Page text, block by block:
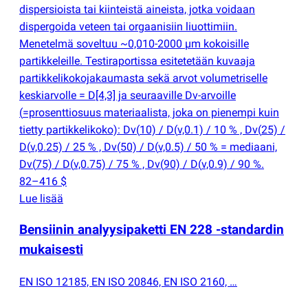
dispersioista tai kiinteistä aineista, jotka voidaan
dispergoida veteen tai orgaanisiin liuottimiin.
Menetelmä soveltuu ~0,010-2000 µm kokoisille
partikkeleille. Testiraportissa esitetetään kuvaaja
partikkelikokojakaumasta sekä arvot volumetriselle
keskiarvolle = D[4,3] ja seuraaville Dv-arvoille
(=prosenttiosuus materiaalista, joka on pienempi kuin
tietty partikkelikoko): Dv(10) / D(v,0.1) / 10 % , Dv(25) /
D(v,0.25) / 25 % , Dv(50) / D(v,0.5) / 50 % = mediaani,
Dv(75) / D(v,0.75) / 75 % , Dv(90) / D(v,0.9) / 90 %.
82–416 $
Lue lisää
Bensiinin analyysipaketti EN 228 -standardin
mukaisesti
EN ISO 12185, EN ISO 20846, EN ISO 2160, …